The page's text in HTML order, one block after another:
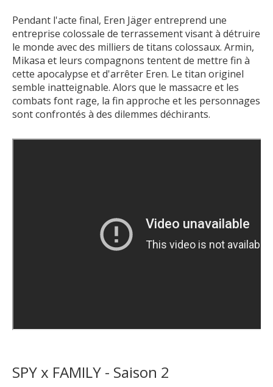
Pendant l'acte final, Eren Jäger entreprend une
entreprise colossale de terrassement visant à détruire
le monde avec des milliers de titans colossaux. Armin,
Mikasa et leurs compagnons tentent de mettre fin à
cette apocalypse et d'arrêter Eren. Le titan originel
semble inatteignable. Alors que le massacre et les
combats font rage, la fin approche et les personnages
sont confrontés à des dilemmes déchirants.
SPY x FAMILY - Saison 2